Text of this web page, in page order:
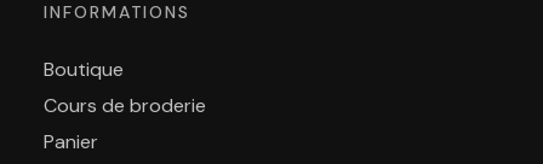
INFORMATIONS
Boutique
Cours de broderie
Panier